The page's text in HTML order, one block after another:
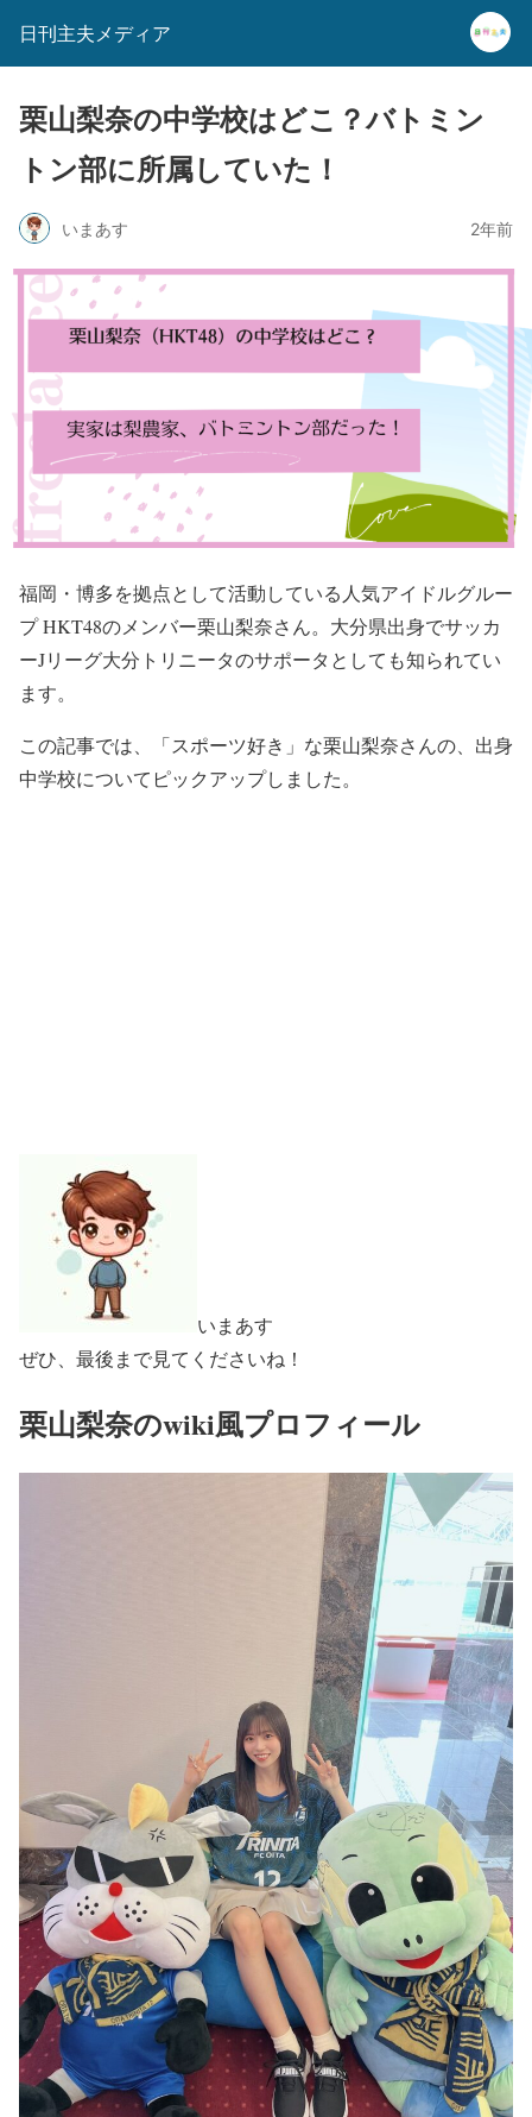
日刊主夫メディア
栗山梨奈の中学校はどこ？バトミン
トン部に所属していた！
いまあす 2年前
福岡・博多を拠点として活動している人気アイドルグルー
プ HKT48のメンバー栗山梨奈さん。大分県出身でサッカ
ーJリーグ大分トリニータのサポータとしても知られてい
ます。
この記事では、「スポーツ好き」な栗山梨奈さんの、出身
中学校についてピックアップしました。
いまあす
ぜひ、最後まで見てくださいね！
栗山梨奈のwiki風プロフィール